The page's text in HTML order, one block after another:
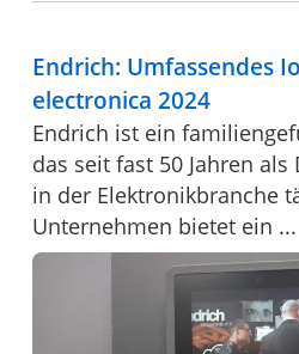
Endrich: Umfassendes
electronica 2024
Endrich ist ein
das seit fast 50 Jahren
in der Elektronikbranche
Unternehmen bietet ein ...